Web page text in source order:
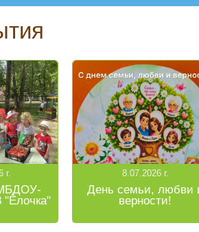
г.
"Ёлочка"
8.07.2026 г.
День семьи, любви
верности!